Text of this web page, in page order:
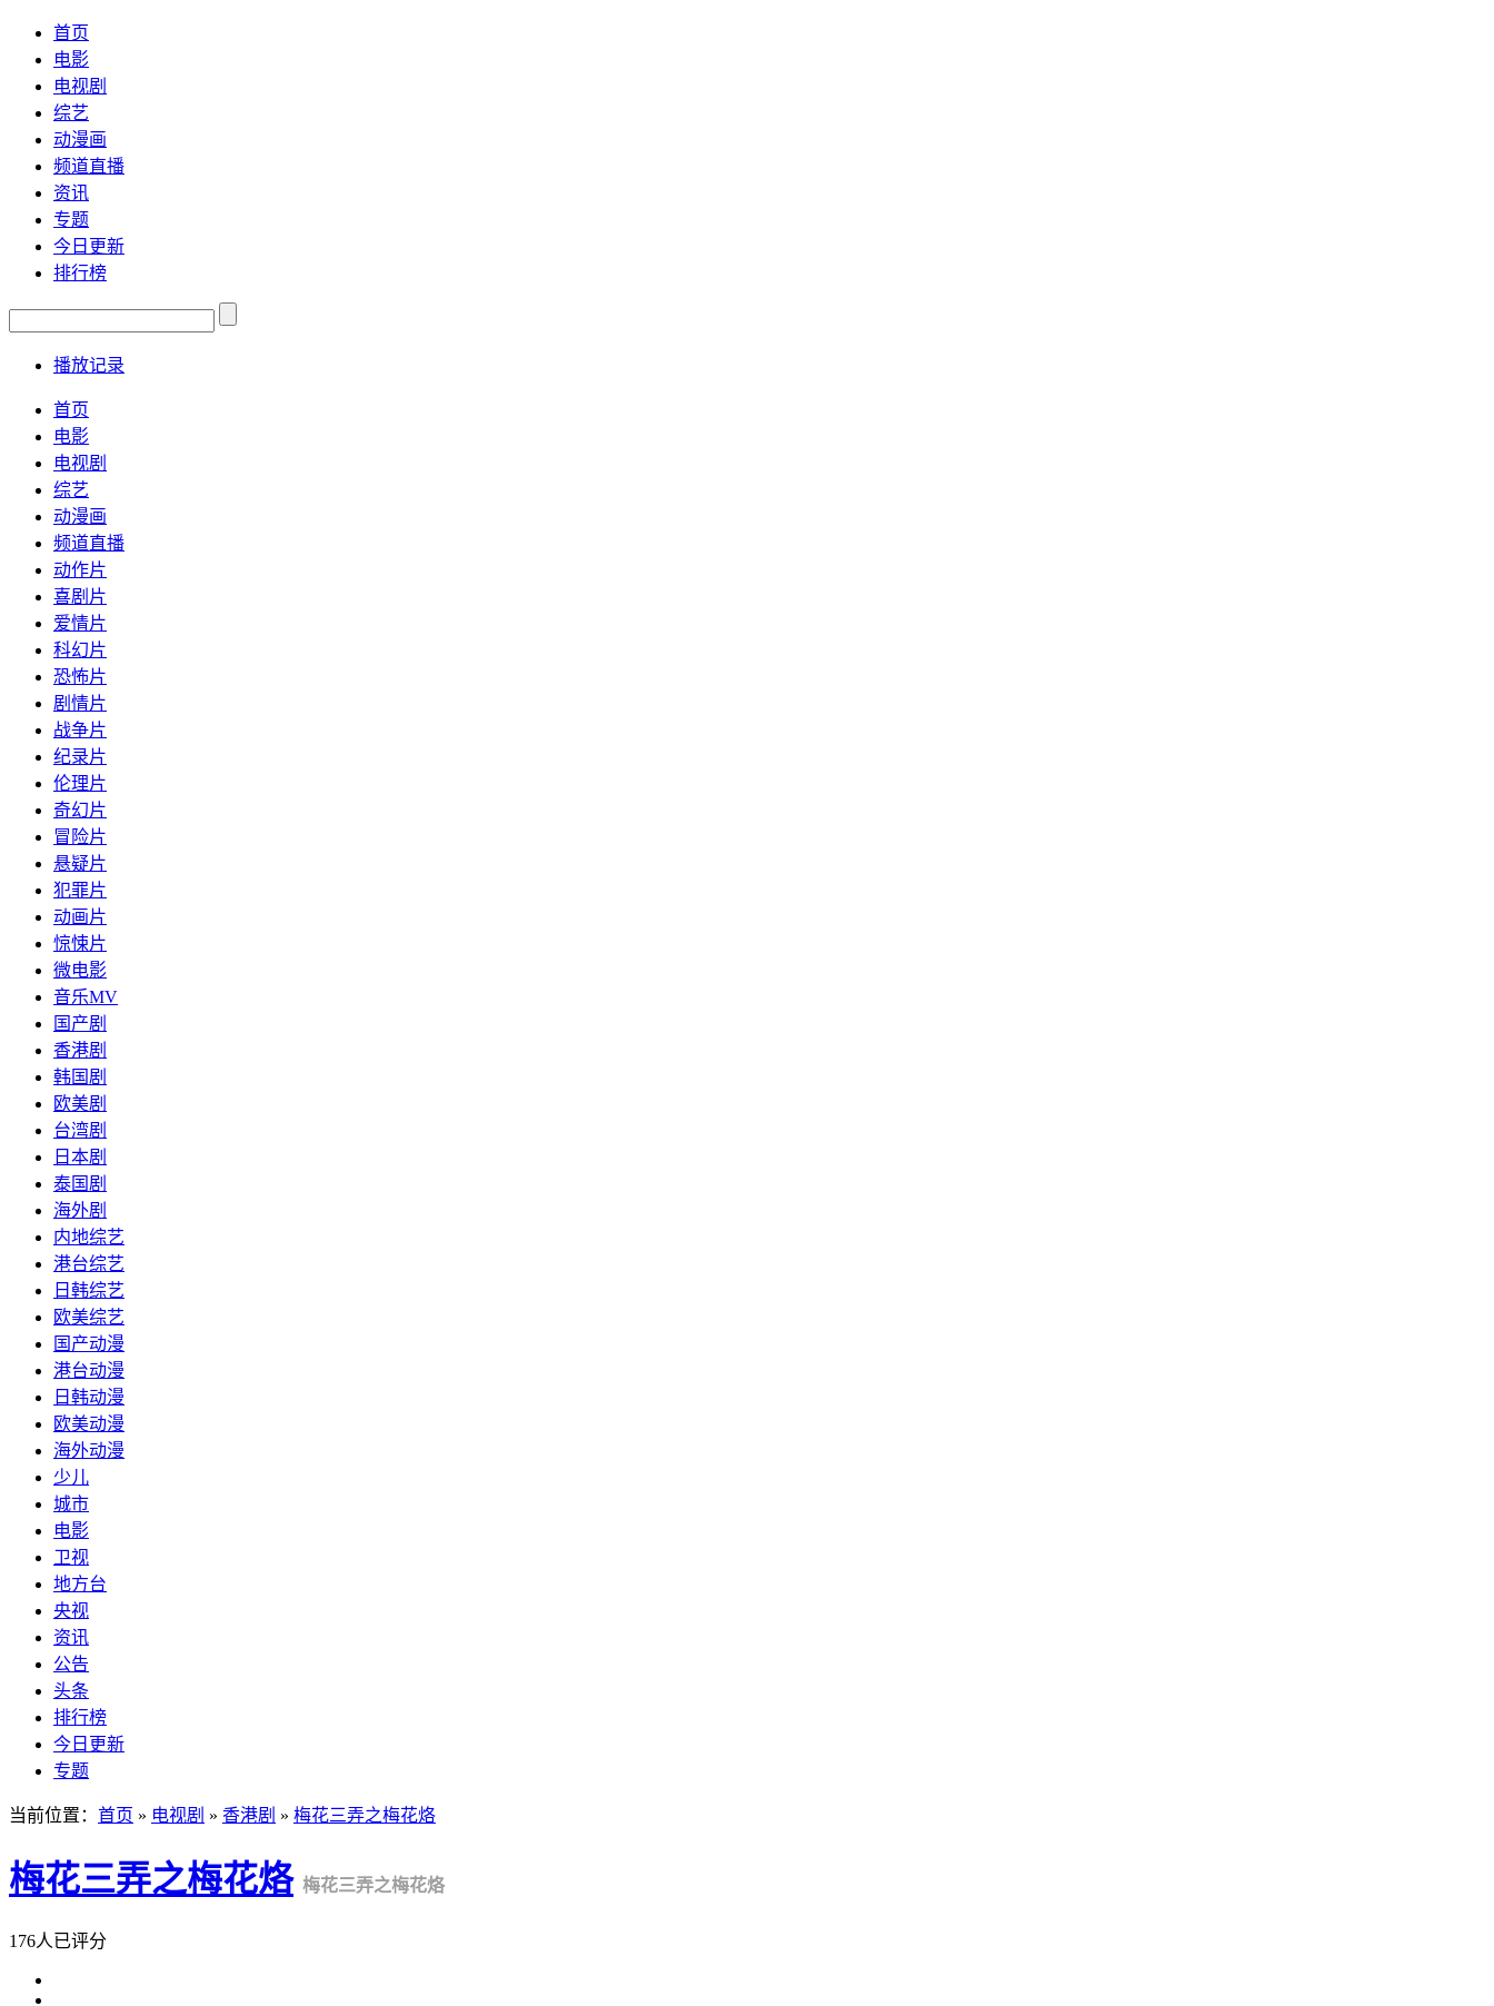
首页
电影
电视剧
综艺
动漫画
频道直播
资讯
专题
今日更新
排行榜
播放记录
首页
电影
电视剧
综艺
动漫画
频道直播
动作片
喜剧片
爱情片
科幻片
恐怖片
剧情片
战争片
纪录片
伦理片
奇幻片
冒险片
悬疑片
犯罪片
动画片
惊悚片
微电影
音乐MV
国产剧
香港剧
韩国剧
欧美剧
台湾剧
日本剧
泰国剧
海外剧
内地综艺
港台综艺
日韩综艺
欧美综艺
国产动漫
港台动漫
日韩动漫
欧美动漫
海外动漫
少儿
城市
电影
卫视
地方台
央视
资讯
公告
头条
排行榜
今日更新
专题
当前位置： 首页 » 电视剧 » 香港剧 » 梅花三弄之梅花烙
梅花三弄之梅花烙梅花三弄之梅花烙
176人已评分